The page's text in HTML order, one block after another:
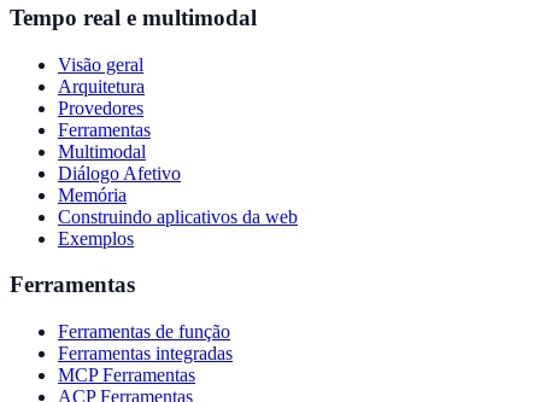
Tempo real e multimodal
Visão geral
Arquitetura
Provedores
Ferramentas
Multimodal
Diálogo Afetivo
Memória
Construindo aplicativos da web
Exemplos
Ferramentas
Ferramentas de função
Ferramentas integradas
MCP Ferramentas
ACP Ferramentas